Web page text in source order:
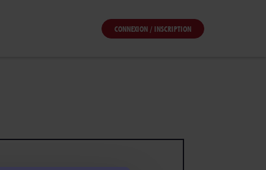
CONNEXION / INSCRIPTION